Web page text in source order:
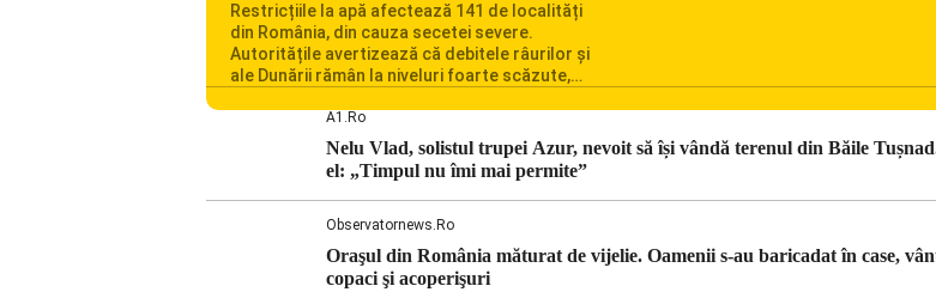
Restricțiile la apă afectează 141 de localități
din România, din cauza secetei severe.
Autoritățile avertizează că debitele râurilor și
ale Dunării rămân la niveluri foarte scăzute,
Centralei Nucleare de la Cernavodă. România
se confruntă cu una dintre cele mai dificile
perioade din punct de vedere hidrologic din
ultimii ani. Lipsa […]
A1.ro
Nelu Vlad, solistul trupei Azur, nevoit să își vândă terenul din Băile
el: „Timpul nu îmi mai permite”
Observatornews.ro
Oraşul din România măturat de vijelie. Oamenii s-au baricadat în case,
copaci şi acoperişuri